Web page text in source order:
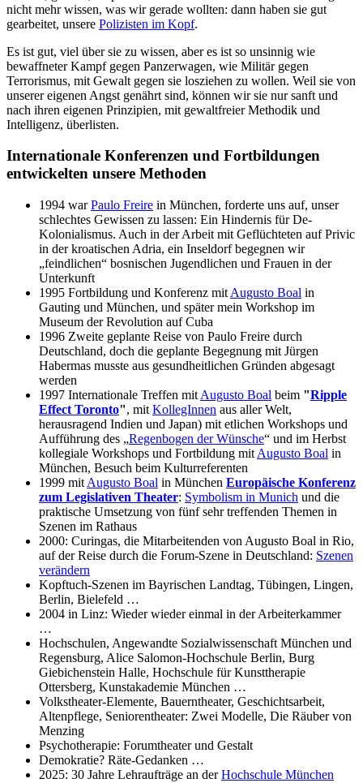
nicht mehr wissen, was wir gerade wollten: dann haben sie gut
gearbeitet, unsere Polizisten im Kopf.
Es ist gut, viel über sie zu wissen, aber es ist so unsinnig wie
bewaffneter Kampf gegen Panzerwagen, wie Militär gegen
Terrorismus, mit Gewalt gegen sie losziehen zu wollen. Weil sie von
unserer eigenen Angst genährt sind, können wir sie nur sanft und
nach ihren eigenen Prinzipien, mit gewaltfreier Methodik und
Intelligenz, überlisten.
Internationale Konferenzen und Fortbildungen
entwickelten unsere Methoden
1994 warPaulo Freire in München, forderte uns auf, unser
schlechtes Gewissen zu lassen: Ein Hindernis für De-
Kolonialismus. Auch in der Arbeit mit Geflüchteten auf Privic
in der kroatischen Adria, ein Inseldorf begegnen wir
„feindlichen“ bosnischen Jugendlichen und Frauen in der
Unterkunft
1995 Fortbildung und Konferenz mit Augusto Boal in
Gauting und München, und später mein Workshop im
Museum der Revolution auf Cuba
1996 Zweite geplante Reise von Paulo Freire durch
Deutschland, doch die geplante Begegnung mit Jürgen
Habermas musste aus gesundheitlichen Gründen abgesagt
werden
1997 Internationale Treffen mit Augusto Boal beim "Ripple
Effect Toronto", mit KollegInnen aus aller Welt,
herausragend Indien und Japan) mit etlichen Workshops und
Aufführung des „Regenbogen der Wünsche“ und im Herbst
kollegiale Workshops und Fortbildung mit Augusto Boal in
München, Besuch beim Kulturreferenten
1999 mit Augusto Boal in München Europäische Konferenz
zum Legislativen Theater: Symbolism in Munich und die
praktische Umsetzung von fünf sehr treffenden Themen in
Szenen im Rathaus
2000: Curingas, die Mitarbeitenden von Augusto Boal in Rio,
auf der Reise durch die Forum-Szene in Deutschland: Szenen
verändern
Kopftuch-Szenen im Bayrischen Landtag, Tübingen, Lingen,
Berlin, Bielefeld …
2004 in Linz: Wieder wieder einmal in der Arbeiterkammer
…
Hochschulen, Angewandte Sozialwissenschaft München und
Regensburg, Alice Salomon-Hochschule Berlin, Burg
Giebichenstein Halle, Hochschule für Kunsttherapie
Ottersberg, Kunstakademie München …
Volkstheater-Elemente, Bauerntheater, Geschichtsarbeit,
Altenpflege, Seniorentheater: Zwei Modelle, Die Räuber von
Menzing
Psychotherapie: Forumtheater und Gestalt
Demokratie? Räte-Gedanken …
2025: 30 Jahre Lehraufträge an derHochschule München